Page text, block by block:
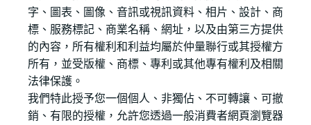
字、圖表、圖像、音訊或視訊資料、相片、設計、商
標、服務標記、商業名稱、網址，以及由第三方提供
的內容，所有權利和利益均屬於仲量聯行或其授權方
所有，並受版權、商標、專利或其他專有權利及相關
法律保護。
我們特此授予您一個個人、非獨佔、不可轉讓、可撤
銷、有限的授權，允許您透過一般消費者網頁瀏覽器